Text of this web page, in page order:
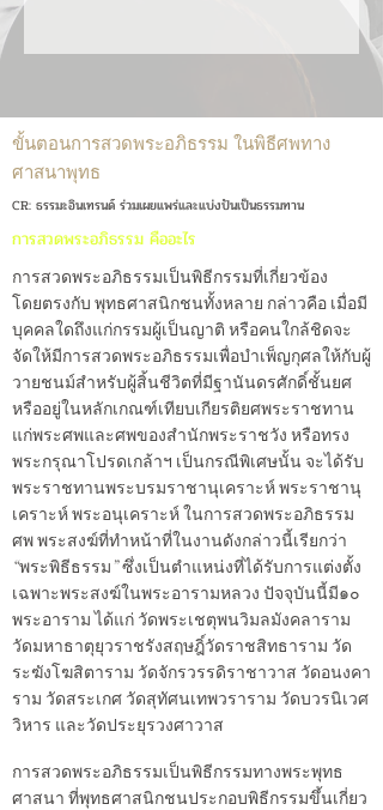
ขั้นตอนการสวดพระอภิธรรม ในพิธีศพทาง
ศาสนาพุทธ
CR: ธรรมะอินเทรนด์ ร่วมเผยแพร่และแบ่งปันเป็นธรรมทาน
การสวดพระอภิธรรม คืออะไร
การสวดพระอภิธรรมเป็นพิธีกรรมที่เกี่ยวข้อง
โดยตรงกับ พุทธศาสนิกชนทั้งหลาย กล่าวคือ เมื่อมี
บุคคลใดถึงแก่กรรมผู้เป็นญาติ หรือคนใกล้ชิดจะ
จัดให้มีการสวดพระอภิธรรมเพื่อบำเพ็ญกุศลให้กับผู้
วายชนม์สำหรับผู้สิ้นชีวิตที่มีฐานันดรศักดิ์ชั้นยศ
หรืออยู่ในหลักเกณฑ์เทียบเกียรติยศพระราชทาน
แก่พระศพและศพของสำนักพระราชวัง หรือทรง
พระกรุณาโปรดเกล้าฯ เป็นกรณีพิเศษนั้น จะได้รับ
พระราชทานพระบรมราชานุเคราะห์ พระราชานุ
เคราะห์ พระอนุเคราะห์ ในการสวดพระอภิธรรม
ศพ พระสงฆ์ที่ทำหน้าที่ในงานดังกล่าวนี้เรียกว่า
“พระพิธีธรรม” ซึ่งเป็นตำแหน่งที่ได้รับการแต่งตั้ง
เฉพาะพระสงฆ์ในพระอารามหลวง ปัจจุบันนี้มี๑๐
พระอาราม ได้แก่ วัดพระเชตุพนวิมลมังคลาราม
วัดมหาธาตุยุวราชรังสฤษฎิ์วัดราชสิทธาราม วัด
ระฆังโฆสิตาราม วัดจักรวรรดิราชาวาส วัดอนงคา
ราม วัดสระเกศ วัดสุทัศนเทพวราราม วัดบวรนิเวศ
วิหาร และวัดประยุรวงศาวาส
การสวดพระอภิธรรมเป็นพิธีกรรมทางพระพุทธ
ศาสนา ที่พุทธศาสนิกชนประกอบพิธีกรรมขึ้นเกี่ยว